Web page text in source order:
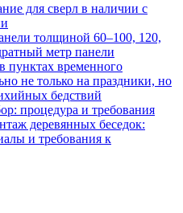
для сверл в наличии с
толщиной 60–100, 120,
метр панели
пунктах временного
не только на праздники, но
бедствий
процедура и требования
деревянных беседок:
и требования к